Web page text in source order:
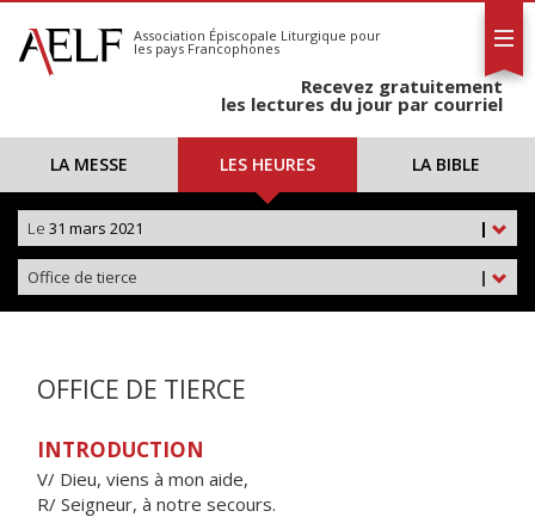
S'abonner
Calendrier
Association Épiscopale Liturgique pour
les pays Francophones
Recevez gratuitement
les lectures du jour par courriel
LA MESSE LES HEURES LA BIBLE
|
Le 31 mars 2021
|
Office de tierce
OFFICE DE TIERCE
INTRODUCTION
V/ Dieu, viens à mon aide,
R/ Seigneur, à notre secours.